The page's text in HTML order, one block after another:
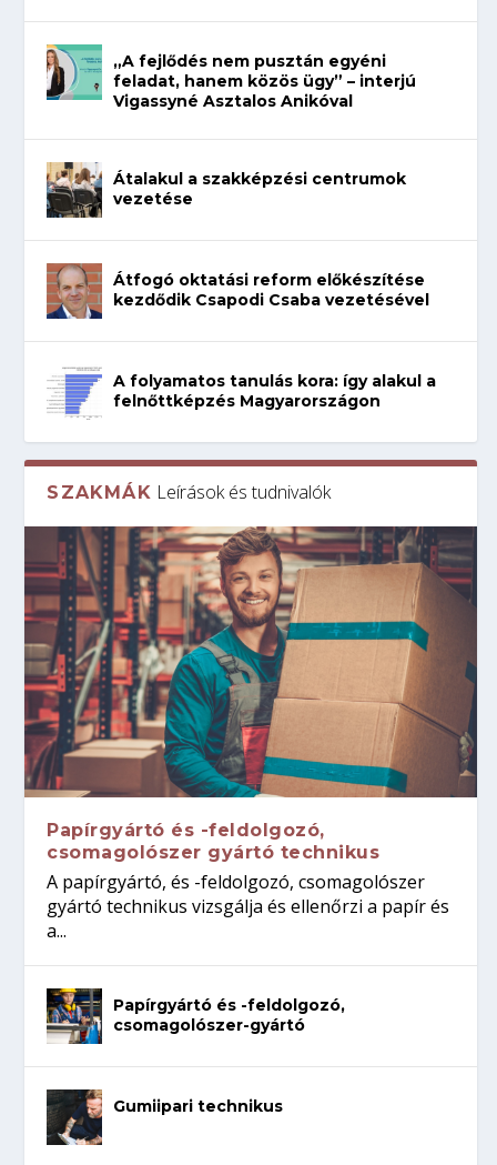
„A fejlődés nem pusztán egyéni
feladat, hanem közös ügy” – interjú
Vigassyné Asztalos Anikóval
Átalakul a szakképzési centrumok
vezetése
Átfogó oktatási reform előkészítése
kezdődik Csapodi Csaba vezetésével
A folyamatos tanulás kora: így alakul a
felnőttképzés Magyarországon
SZAKMÁK Leírások és tudnivalók
Papírgyártó és -feldolgozó,
csomagolószer gyártó technikus
A papírgyártó, és -feldolgozó, csomagolószer
gyártó technikus vizsgálja és ellenőrzi a papír és
a...
Papírgyártó és -feldolgozó,
csomagolószer-gyártó
Gumiipari technikus